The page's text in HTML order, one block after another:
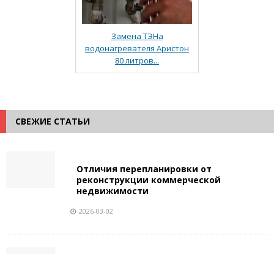
Замена ТЭНа
водонагревателя Аристон
80 литров...
СВЕЖИЕ СТАТЬИ
Отличия перепланировки от
реконструкции коммерческой
недвижимости
2026-03-02